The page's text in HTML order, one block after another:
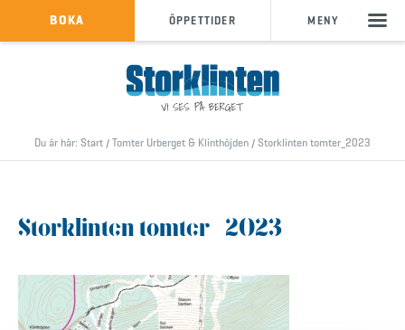
KÖP SKIPASS
info@storklinten.se
•
Telefonbokning : 0928-40 000
ÖPPETTIDER
BOKA MENY
Du är här: Start / Tomter Urberget & Klinthöjden / Storklinten tomter_2023
Storklinten tomter_2023